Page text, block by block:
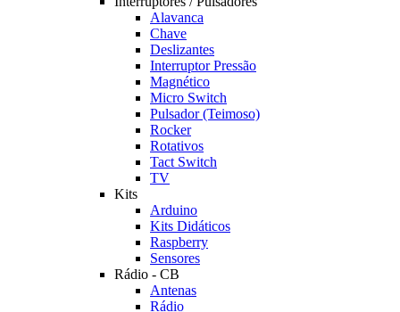
Alavanca
Chave
Deslizantes
Interruptor Pressão
Magnético
Micro Switch
Pulsador (Teimoso)
Rocker
Rotativos
Tact Switch
TV
Kits
Arduino
Kits Didáticos
Raspberry
Sensores
Rádio - CB
Antenas
Rádio